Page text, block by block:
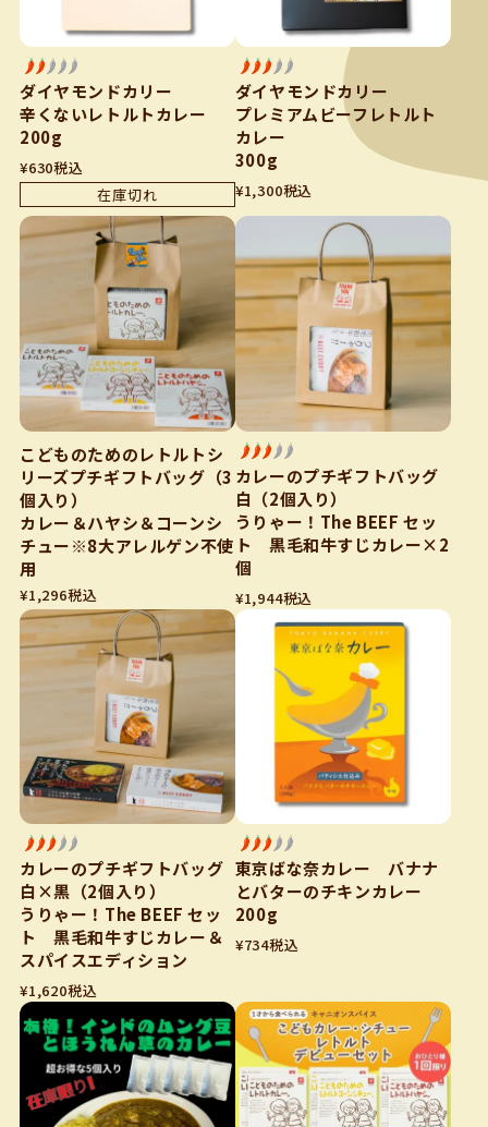
ダイヤモンドカリー
辛くないレトルトカレー
200g
¥630税込
在庫切れ
ダイヤモンドカリー
プレミアムビーフレトルト
カレー
300g
¥1,300税込
こどものためのレトルトシ
リーズプチギフトバッグ（3
個入り）
カレー＆ハヤシ＆コーンシ
チュー※8大アレルゲン不使
用
¥1,296税込
カレーのプチギフトバッグ
白（2個入り）
うりゃー！The BEEF セッ
ト 黒毛和牛すじカレー×2
個
¥1,944税込
カレーのプチギフトバッグ
白×黒（2個入り）
うりゃー！The BEEF セッ
ト 黒毛和牛すじカレー＆
スパイスエディション
¥1,620税込
東京ばな奈カレー バナナ
とバターのチキンカレー
200g
¥734税込